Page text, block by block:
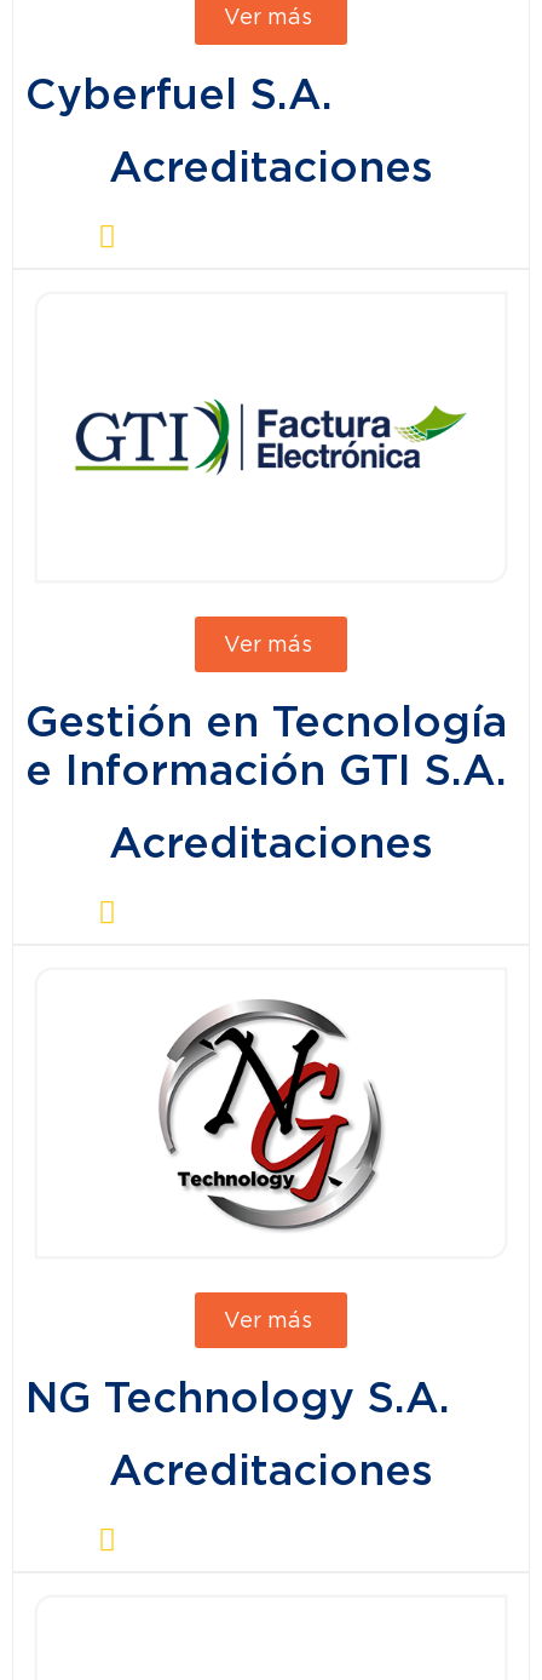
Ver más
Cyberfuel S.A.
Acreditaciones
Ver más
Gestión en Tecnología
e Información GTI S.A.
Acreditaciones
Ver más
NG Technology S.A.
Acreditaciones